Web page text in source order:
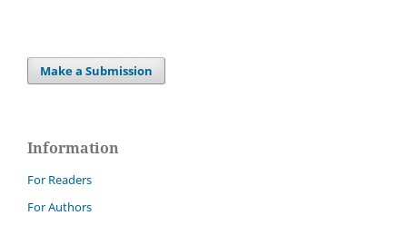
Make a Submission
Information
For Readers
For Authors